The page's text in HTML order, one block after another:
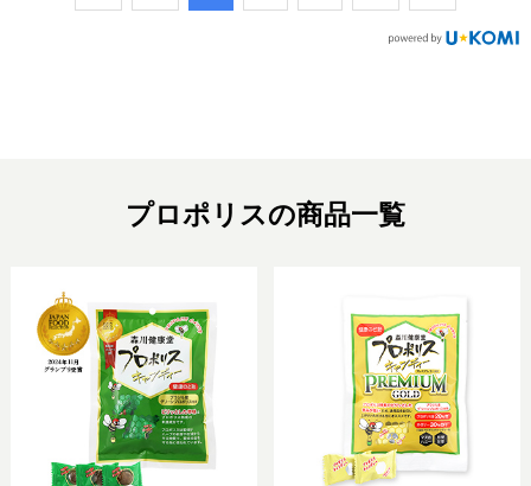
プロポリスの商品一覧